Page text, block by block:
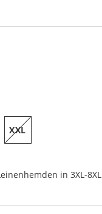
XXL
in 3XL-8XL